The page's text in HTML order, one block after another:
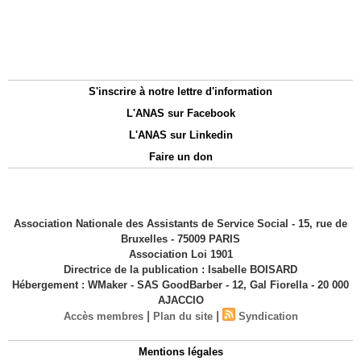
S'inscrire à notre lettre d'information
L'ANAS sur Facebook
L'ANAS sur Linkedin
Faire un don
Association Nationale des Assistants de Service Social - 15, rue de
Bruxelles - 75009 PARIS
Association Loi 1901
Directrice de la publication : Isabelle BOISARD
Hébergement : WMaker - SAS GoodBarber - 12, Gal Fiorella - 20 000
Accès membres |Plan du site | Syndication